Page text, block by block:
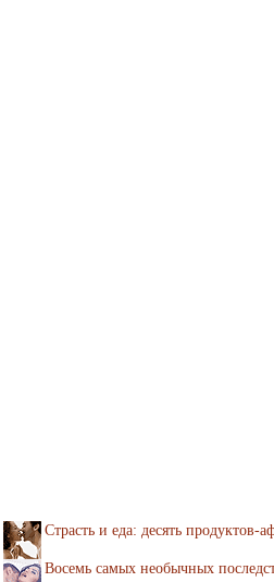
Страсть и еда: десять продуктов-
Восемь самых необычных